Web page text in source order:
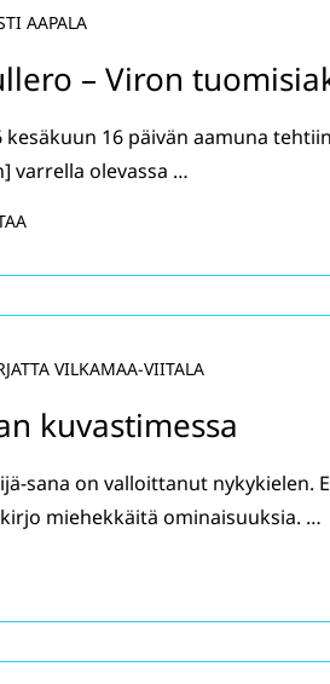
– Viron
AAPALA
kesäkuun 16 päivän aamuna
varrella olevassa …
kuvastimessa
VILKAMAA-VIITALA
sana on valloittanut nykykielen.
miehekkäitä ominaisuuksia. …